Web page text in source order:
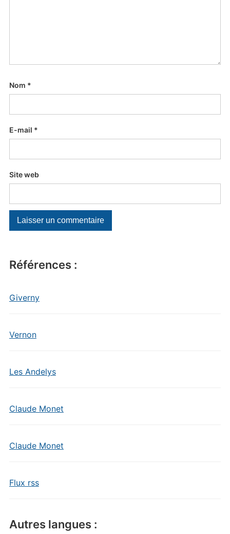
Références :
Giverny
Vernon
Les Andelys
Claude Monet
Claude Monet
Flux rss
Autres langues :
Nom *
E-mail *
Site web